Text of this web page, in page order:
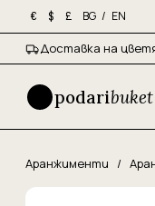
€ $ £ BG / EN
Доставка на
podaribuket
Аранжименти /